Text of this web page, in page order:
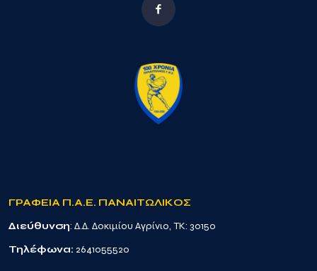
ΓΡΑΦΕΙΑ Π.Α.Ε. ΠΑΝΑΙΤΩΛΙΚΟΣ
Διεύθυνση: Δ.Δ. Δοκιμίου Αγρίνιο, TK: 30150
Τηλέφωνα: 2641055520